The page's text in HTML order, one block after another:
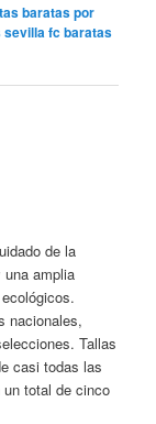
baratas por
fc baratas
de la
una amplia
nacionales,
Tallas
casi todas las
total de cinco